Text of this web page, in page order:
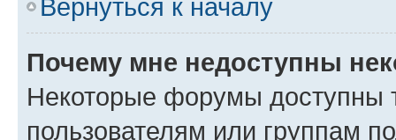
Вернуться к началу
Почему мне недоступны
Некоторые форумы доступны
пользователям или группам